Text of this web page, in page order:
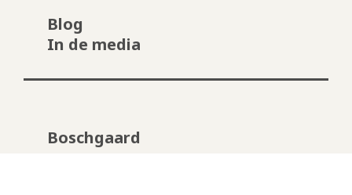
Blog
In de media
Boschgaard